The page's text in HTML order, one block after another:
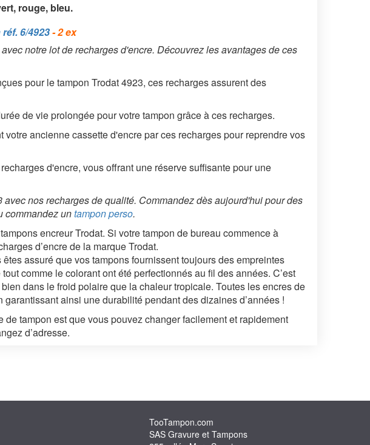
rouge, bleu.
6/4923- 2 ex
notre lot de recharges d'encre. Découvrez les avantages de ces
pour le tampon Trodat 4923, ces recharges assurent des
de vie prolongée pour votre tampon grâce à ces recharges.
votre ancienne cassette d'encre par ces recharges pour reprendre vos
d'encre, vous offrant une réserve suffisante pour une
nos recharges de qualité. Commandez dès aujourd'hui pour des
commandez untampon perso.
encreur Trodat. Si votre tampon de bureau commence à
d’encre de la marque Trodat.
assuré que vos tampons fournissent toujours des empreintes
comme le colorant ont été perfectionnés au fil des années. C’est
dans le froid polaire que la chaleur tropicale. Toutes les encres de
ainsi une durabilité pendant des dizaines d’années !
tampon est que vous pouvez changer facilement et rapidement
d’adresse.
TooTampon.com
SAS Gravure et Tampons